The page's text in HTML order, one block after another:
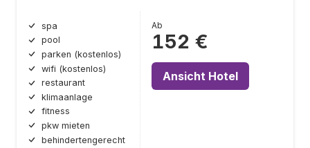
spa
pool
parken (kostenlos)
wifi (kostenlos)
restaurant
klimaanlage
fitness
pkw mieten
behindertengerecht
Ab
152 €
Ansicht Hotel